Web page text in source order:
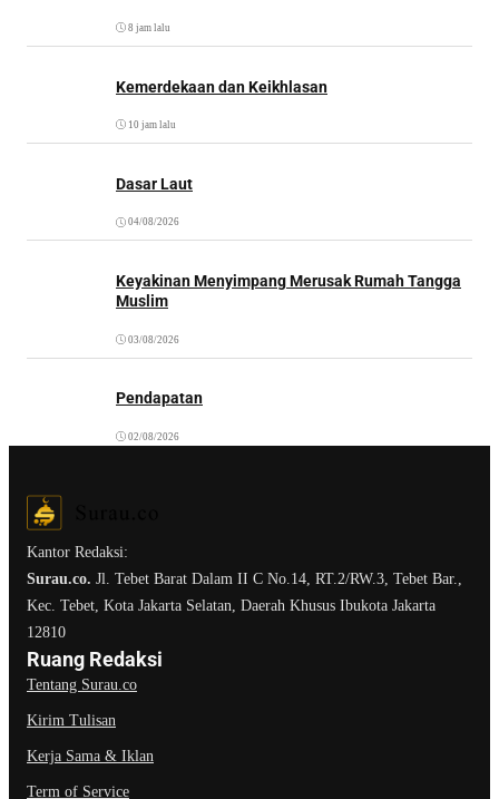
8 jam lalu
Kemerdekaan dan Keikhlasan
10 jam lalu
Dasar Laut
04/08/2026
Keyakinan Menyimpang Merusak Rumah Tangga
Muslim
03/08/2026
Pendapatan
02/08/2026
Kantor Redaksi:
Surau.co. Jl. Tebet Barat Dalam II C No.14, RT.2/RW.3, Tebet Bar.,
Kec. Tebet, Kota Jakarta Selatan, Daerah Khusus Ibukota Jakarta
12810
Ruang Redaksi
Tentang Surau.co
Kirim Tulisan
Kerja Sama & Iklan
Term of Service